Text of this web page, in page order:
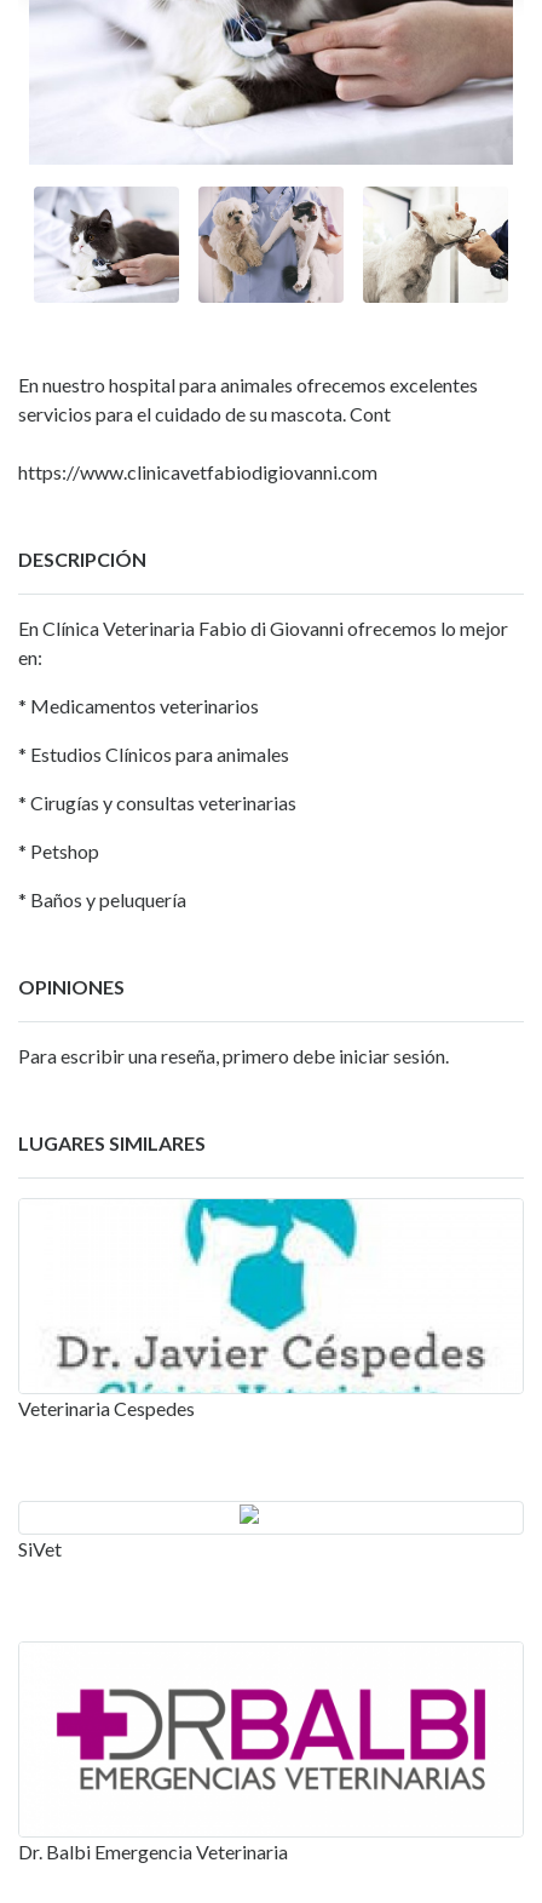
En nuestro hospital para animales ofrecemos excelentes
servicios para el cuidado de su mascota. Cont
https://www.clinicavetfabiodigiovanni.com
DESCRIPCIÓN
En Clínica Veterinaria Fabio di Giovanni ofrecemos lo mejor
en:
* Medicamentos veterinarios
* Estudios Clínicos para animales
* Cirugías y consultas veterinarias
* Petshop
* Baños y peluquería
OPINIONES
Para escribir una reseña, primero debe iniciar sesión.
LUGARES SIMILARES
Veterinaria Cespedes
SiVet
Dr. Balbi Emergencia Veterinaria